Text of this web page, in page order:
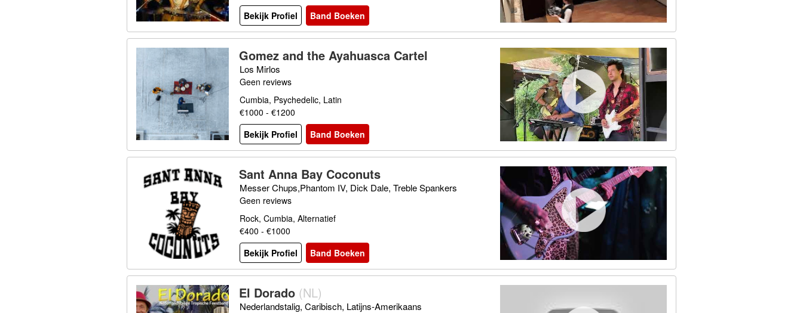
Bekijk Profiel
Band Boeken
Gomez and the Ayahuasca Cartel
Los Mirlos
Geen reviews
Cumbia, Psychedelic, Latin
€1000 - €1200
Bekijk Profiel
Band Boeken
Sant Anna Bay Coconuts
Messer Chups,Phantom IV, Dick Dale, Treble Spankers
Geen reviews
Rock, Cumbia, Alternatief
€400 - €1000
Bekijk Profiel
Band Boeken
El Dorado (NL)
Nederlandstalig, Caribisch, Latijns-Amerikaans